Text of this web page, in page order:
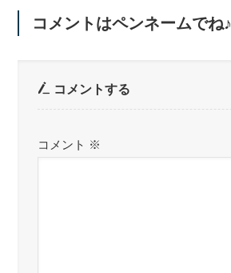
コメントはペンネームでね♪
コメントする
コメント ※